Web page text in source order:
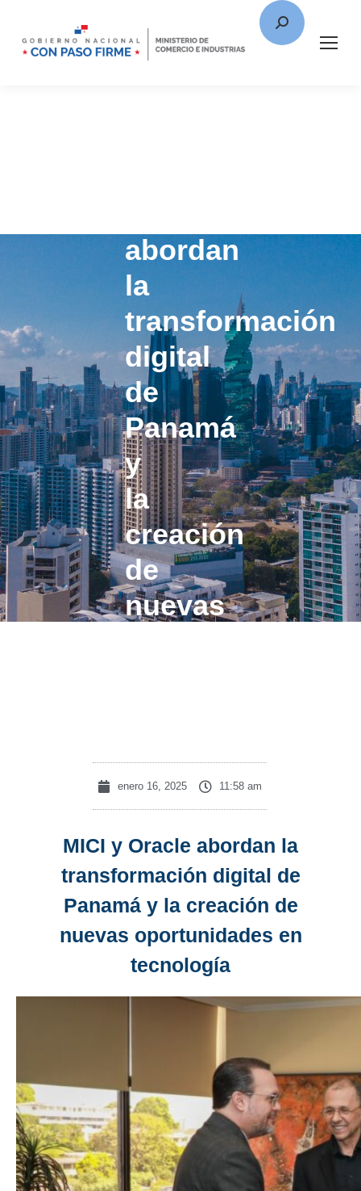
abordan
la
transformación
digital
de
Panamá
y
la
creación
de
nuevas
enero 16, 2025 11:58 am
MICI y Oracle abordan la
transformación digital de
Panamá y la creación de
nuevas oportunidades en
tecnología